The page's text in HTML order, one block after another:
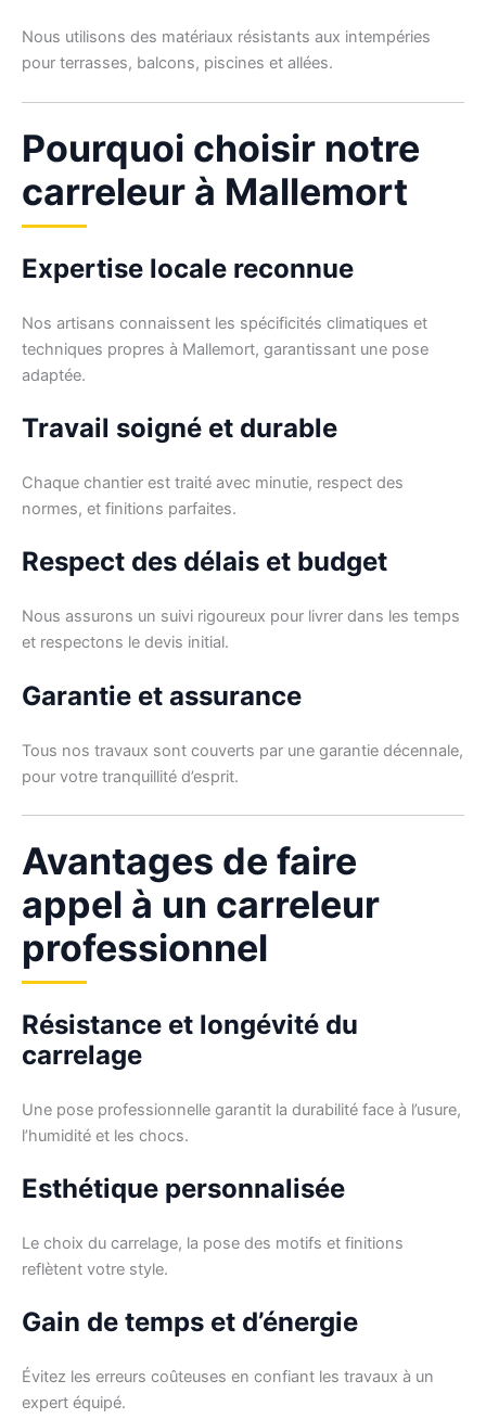
Nous utilisons des matériaux résistants aux intempéries
pour terrasses, balcons, piscines et allées.
Pourquoi choisir notre
carreleur à Mallemort
Expertise locale reconnue
Nos artisans connaissent les spécificités climatiques et
techniques propres à Mallemort, garantissant une pose
adaptée.
Travail soigné et durable
Chaque chantier est traité avec minutie, respect des
normes, et finitions parfaites.
Respect des délais et budget
Nous assurons un suivi rigoureux pour livrer dans les temps
et respectons le devis initial.
Garantie et assurance
Tous nos travaux sont couverts par une garantie décennale,
pour votre tranquillité d’esprit.
Avantages de faire
appel à un carreleur
professionnel
Résistance et longévité du
carrelage
Une pose professionnelle garantit la durabilité face à l’usure,
l’humidité et les chocs.
Esthétique personnalisée
Le choix du carrelage, la pose des motifs et finitions
reflètent votre style.
Gain de temps et d’énergie
Évitez les erreurs coûteuses en confiant les travaux à un
expert équipé.